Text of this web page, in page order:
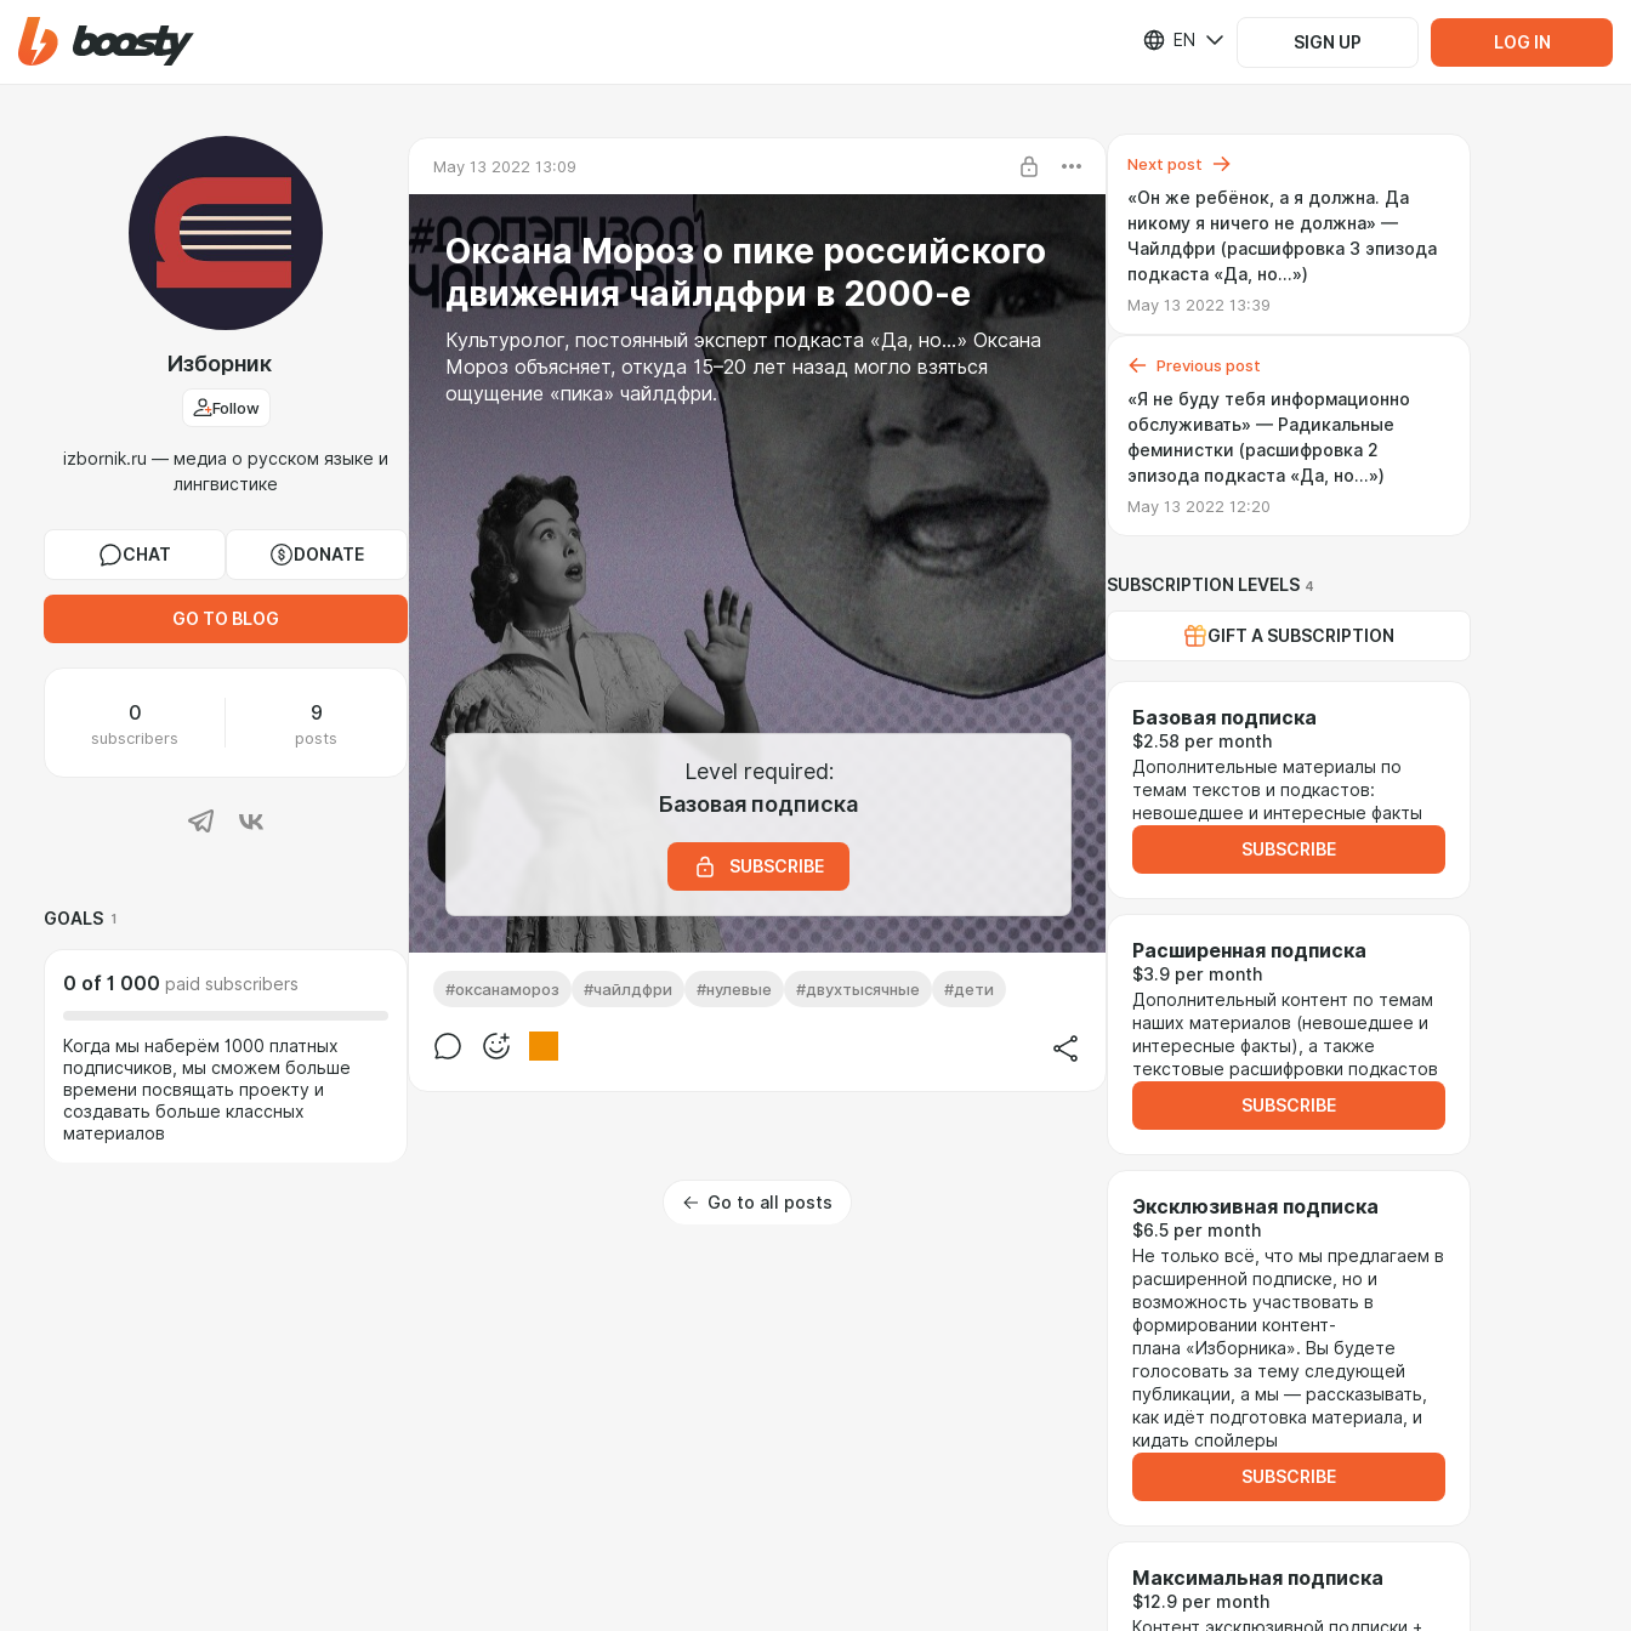
EN SIGN UP LOG IN
Изборник
Follow
izbornik.ru — медиа о русском языке и
лингвистике
CHAT DONATE
GO TO BLOG
0
subscribers
9
posts
GOALS 1
0 of 1 000 paid subscribers
Когда мы наберём 1000 платных
подписчиков, мы сможем больше
времени посвящать проекту и
создавать больше классных
материалов
May 13 2022 13:09
Оксана Мороз о пике российского
движения чайлдфри в 2000-е
Культуролог, постоянный эксперт подкаста «Да, но…» Оксана
Мороз объясняет, откуда 15–20 лет назад могло взяться
ощущение «пика» чайлдфри.
Level required:
Базовая подписка
SUBSCRIBE
#оксанамороз #чайлдфри #нулевые #двухтысячные #дети
Go to all posts
Next post
«Он же ребёнок, а я должна. Да
никому я ничего не должна» —
Чайлдфри (расшифровка 3 эпизода
подкаста «Да, но...»)
May 13 2022 13:39
Previous post
«Я не буду тебя информационно
обслуживать» — Радикальные
феминистки (расшифровка 2
эпизода подкаста «Да, но...»)
May 13 2022 12:20
SUBSCRIPTION LEVELS 4
GIFT A SUBSCRIPTION
Базовая подписка
$2.58 per month
Дополнительные материалы по
темам текстов и подкастов:
невошедшее и интересные факты
SUBSCRIBE
Расширенная подписка
$3.9 per month
Дополнительный контент по темам
наших материалов (невошедшее и
интересные факты), а также
текстовые расшифровки подкастов
SUBSCRIBE
Эксклюзивная подписка
$6.5 per month
Не только всё, что мы предлагаем в
расширенной подписке, но и
возможность участвовать в
формировании контент-
плана «Изборника». Вы будете
голосовать за тему следующей
публикации, а мы — рассказывать,
как идёт подготовка материала, и
кидать спойлеры
SUBSCRIBE
Максимальная подписка
$12.9 per month